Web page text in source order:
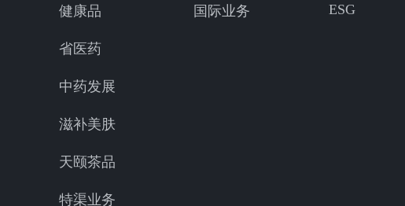
健康品
省医药
中药发展
滋补美肤
天颐茶品
特渠业务
国际业务 ESG